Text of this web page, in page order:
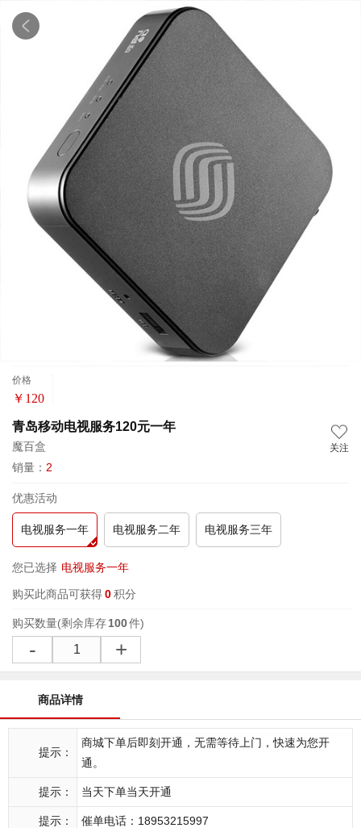
价格
￥ 120
青岛移动电视服务120元一年
魔百盒 关注
销量： 2
优惠活动
电视服务一年 电视服务二年 电视服务三年
您已选择 电视服务一年
购买此商品可获得0积分
购买数量(剩余库存100件)
- +
商品详情
提示：
商城下单后即刻开通，无需等待上门，快速为您开
通。
提示： 当天下单当天开通
提示： 催单电话：18953215997